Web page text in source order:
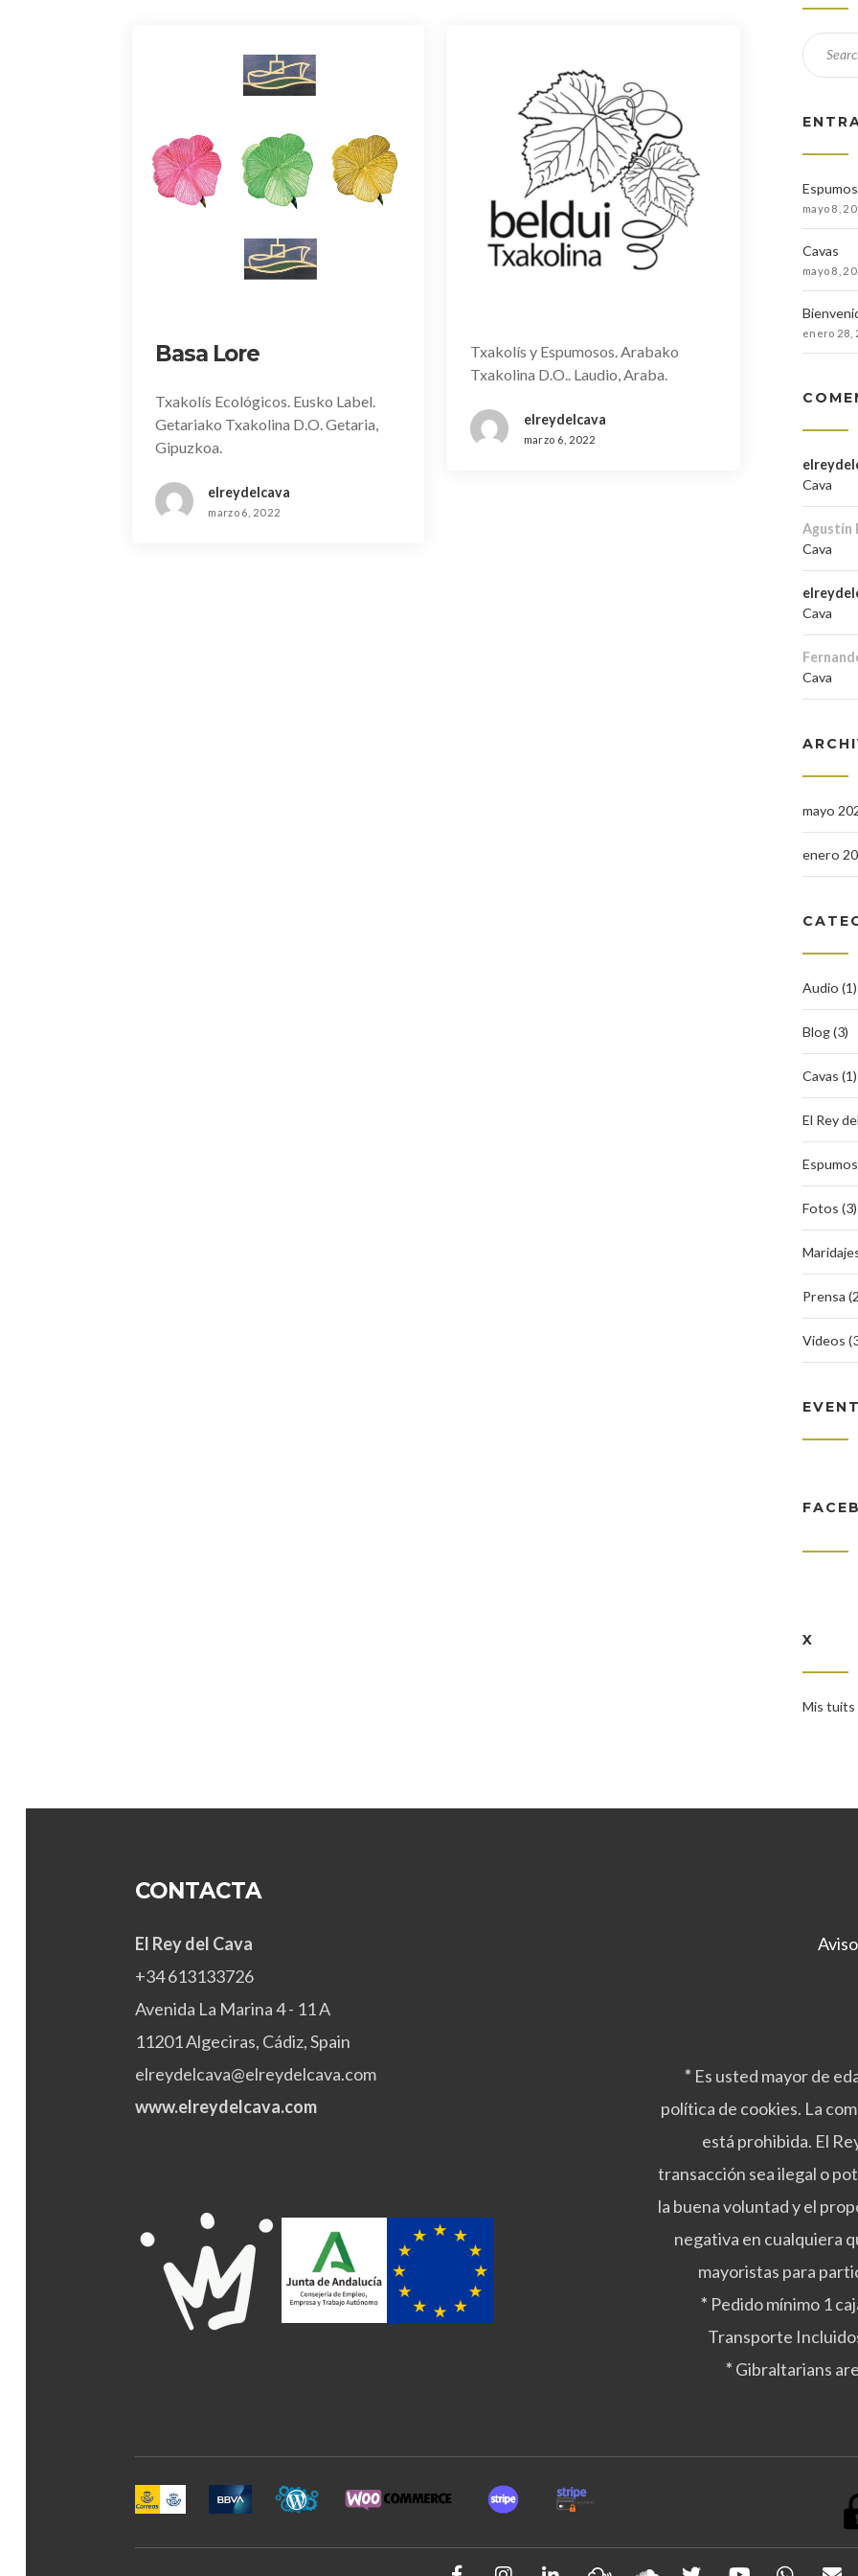
Basa Lore
Txakolís Ecológicos. Eusko Label.
Getariako Txakolina D.O. Getaria,
Gipuzkoa.
elreydelcava
marzo 6, 2022
Txakolís y Espumosos. Arabako
Txakolina D.O.. Laudio, Araba.
elreydelcava
marzo 6, 2022
mayo 8,
Cavas
mayo 8,
enero 28,
Cava
Agustín
Cava
Cava
Cava
mayo
enero
Audio (1)
Blog (3)
Cavas (1)
El Rey
Fotos (3)
Prensa
Videos
X
Mis tuits
CONTACTA
El Rey del Cava
+34 613133726
Avenida La Marina 4 - 11 A
11201 Algeciras, Cádiz, Spain
elreydelcava@elreydelcava.com
www.elreydelcava.com
* Es usted mayor de
política de cookies. La
está prohibida. El
transacción sea ilegal o
la buena voluntad y el
negativa en cualquiera
mayoristas para
* Pedido mínimo 1
Transporte
* Gibraltarians